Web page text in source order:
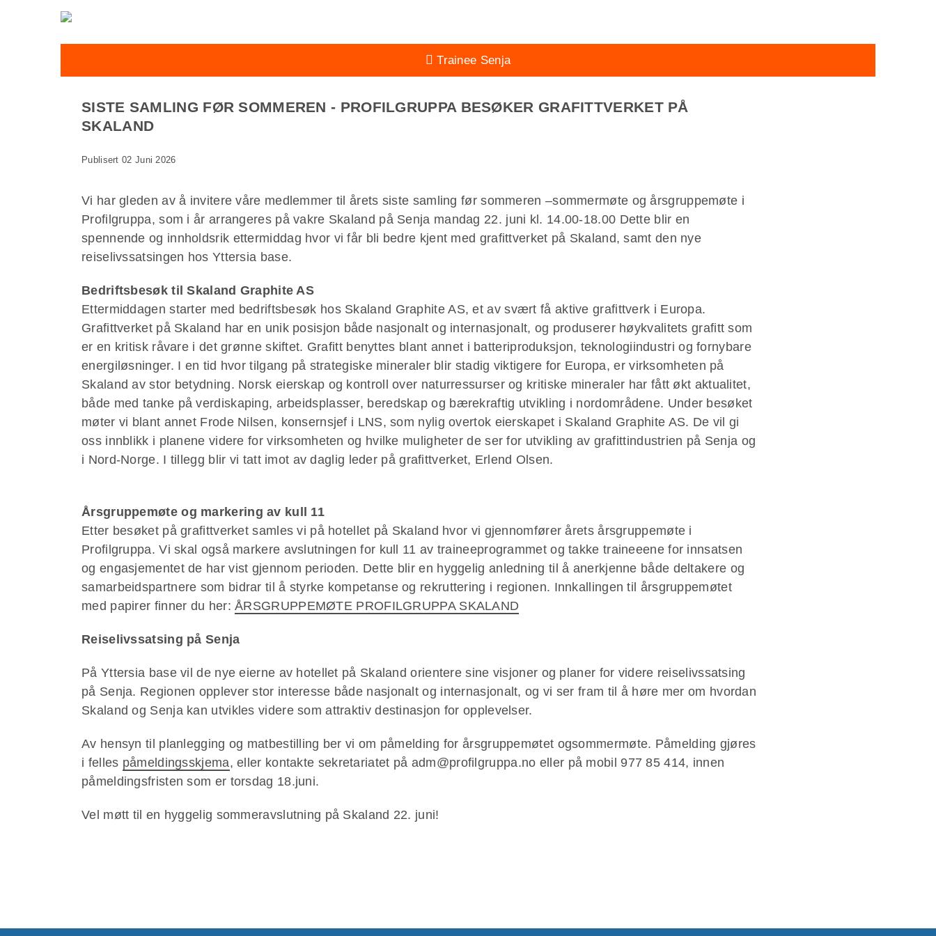
Trainee Senja
SISTE SAMLING FØR SOMMEREN - PROFILGRUPPA BESØKER GRAFITTVERKET PÅ
SKALAND
Publisert 02 Juni 2026
Vi har gleden av å invitere våre medlemmer til årets siste samling før sommeren –sommermøte og årsgruppemøte i
Profilgruppa, som i år arrangeres på vakre Skaland på Senja mandag 22. juni kl. 14.00-18.00 Dette blir en
spennende og innholdsrik ettermiddag hvor vi får bli bedre kjent med grafittverket på Skaland, samt den nye
reiselivssatsingen hos Yttersia base.
Bedriftsbesøk til Skaland Graphite AS
Ettermiddagen starter med bedriftsbesøk hos Skaland Graphite AS, et av svært få aktive grafittverk i Europa.
Grafittverket på Skaland har en unik posisjon både nasjonalt og internasjonalt, og produserer høykvalitets grafitt som
er en kritisk råvare i det grønne skiftet. Grafitt benyttes blant annet i batteriproduksjon, teknologiindustri og fornybare
energiløsninger. I en tid hvor tilgang på strategiske mineraler blir stadig viktigere for Europa, er virksomheten på
Skaland av stor betydning. Norsk eierskap og kontroll over naturressurser og kritiske mineraler har fått økt aktualitet,
både med tanke på verdiskaping, arbeidsplasser, beredskap og bærekraftig utvikling i nordområdene. Under besøket
møter vi blant annet Frode Nilsen, konsernsjef i LNS, som nylig overtok eierskapet i Skaland Graphite AS. De vil gi
oss innblikk i planene videre for virksomheten og hvilke muligheter de ser for utvikling av grafittindustrien på Senja og
i Nord-Norge. I tillegg blir vi tatt imot av daglig leder på grafittverket, Erlend Olsen.
Årsgruppemøte og markering av kull 11
Etter besøket på grafittverket samles vi på hotellet på Skaland hvor vi gjennomfører årets årsgruppemøte i
Profilgruppa. Vi skal også markere avslutningen for kull 11 av traineeprogrammet og takke traineeene for innsatsen
og engasjementet de har vist gjennom perioden. Dette blir en hyggelig anledning til å anerkjenne både deltakere og
samarbeidspartnere som bidrar til å styrke kompetanse og rekruttering i regionen. Innkallingen til årsgruppemøtet
med papirer finner du her:ÅRSGRUPPEMØTE PROFILGRUPPA SKALAND
Reiselivssatsing på Senja
På Yttersia base vil de nye eierne av hotellet på Skaland orientere sine visjoner og planer for videre reiselivssatsing
på Senja. Regionen opplever stor interesse både nasjonalt og internasjonalt, og vi ser fram til å høre mer om hvordan
Skaland og Senja kan utvikles videre som attraktiv destinasjon for opplevelser.
Av hensyn til planlegging og matbestilling ber vi om påmelding for årsgruppemøtet ogsommermøte. Påmelding gjøres
i felles påmeldingsskjema, eller kontakte sekretariatet på adm@profilgruppa.no eller på mobil 977 85 414, innen
påmeldingsfristen som er torsdag 18.juni.
Vel møtt til en hyggelig sommeravslutning på Skaland 22. juni!